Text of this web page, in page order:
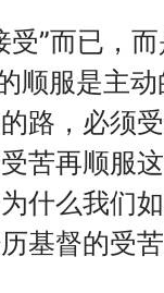
”而已，
服是主动
路，必须
苦再顺服
什么我们
基督的受苦